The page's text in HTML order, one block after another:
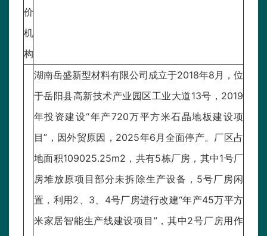
价
机
构
湖南岳盛新型材料有限公司成立于2018年8月，位
于岳阳县高新技术产业园区工业大道13号，2019
年投资建设“年产720万平方米石晶地板建设项
目”，因外贸原因，2025年6月全面停产。厂区占
地面积109025.25m2，共有5栋厂房，其中1号厂
房堆放原项目部分未拆除生产设备，5号厂房闲
置，利用2、3、4号厂房进行改建“年产45万平方
米家居智能生产线建设项目”，其中2号厂房用作